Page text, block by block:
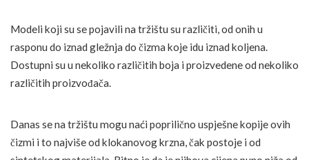
Modeli koji su se pojavili na tržištu su različiti, od onih u
rasponu do iznad gležnja do čizma koje idu iznad koljena.
Dostupni su u nekoliko različitih boja i proizvedene od nekoliko
različitih proizvođača.
Danas se na tržištu mogu naći poprilično uspješne kopije ovih
čizmi i to najviše od klokanovog krzna, čak postoje i od